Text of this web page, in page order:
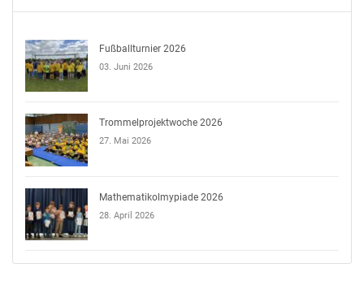
Fußballturnier 2026
03. Juni 2026
Trommelprojektwoche 2026
27. Mai 2026
Mathematikolmypiade 2026
28. April 2026